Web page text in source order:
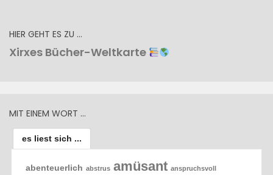
HIER GEHT ES ZU …
Xirxes Bücher-Weltkarte
MIT EINEM WORT …
es liest sich ...
abenteuerlich abstrus amüsant anspruchsvoll